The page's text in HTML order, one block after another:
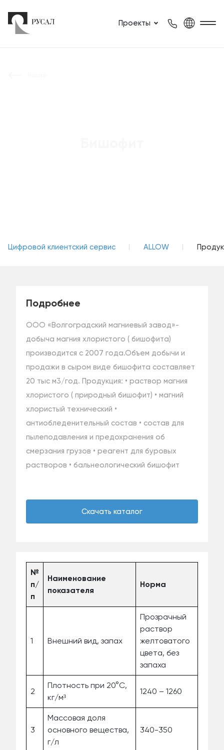
Проекты
Цифровой клиентский сервис ALLOW
Подробнее
ООО «Волгоградский магниевый завод»-
добыча магния хлористого ( бишофита)
производится с 2007 года.Объем добычи и
продажи в сыром виде бишофита составляет
20 тыс м3/год. Продукция: • раствор магния
хлористого ( природный бишофит) • магний
хлористый технический •
антиобледенительный состав • состав для
пылеподавления и предохранения об
смерзания грузов • реагент для буровых
растворов • бальнеологический бишофит
Скачать каталог
№
п/
п
Наименование
показателя
Норма
1 Внешний вид, запах
Прозрачный
раствор
желтоватого
цвета, без
запаха
2
Плотность при 20°C,
кг/м³
1240 – 1260
3
Массовая доля
основного вещества,
г/л
340-350